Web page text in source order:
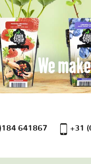
We
641867 +31